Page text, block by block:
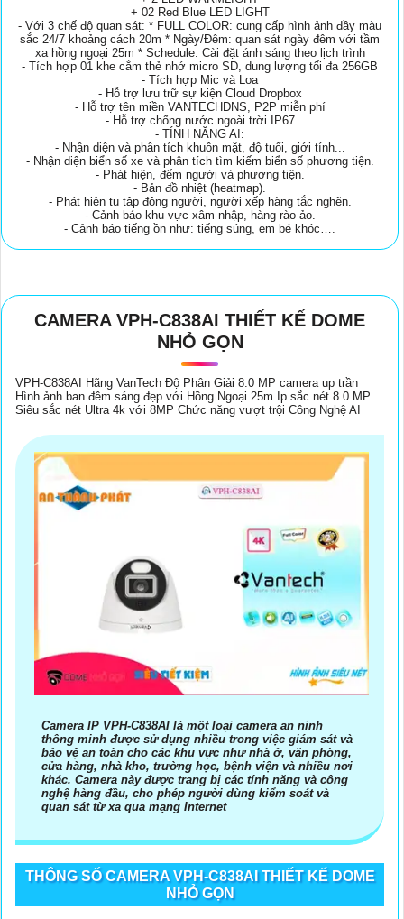
+ 02 Red Blue LED LIGHT
- Với 3 chế độ quan sát: * FULL COLOR: cung cấp hình ảnh đầy màu
sắc 24/7 khoảng cách 20m * Ngày/Đêm: quan sát ngày đêm với tầm
xa hồng ngoại 25m * Schedule: Cài đặt ánh sáng theo lịch trình
- Tích hợp 01 khe cắm thẻ nhớ micro SD, dung lượng tối đa 256GB
- Tích hợp Mic và Loa
- Hỗ trợ lưu trữ sự kiện Cloud Dropbox
- Hỗ trợ tên miền VANTECHDNS, P2P miễn phí
- Hỗ trợ chống nước ngoài trời IP67
- TÍNH NĂNG AI:
- Nhận diện và phân tích khuôn mặt, độ tuổi, giới tính...
- Nhận diện biển số xe và phân tích tìm kiếm biển số phương tiện.
- Phát hiện, đếm người và phương tiện.
- Bản đồ nhiệt (heatmap).
- Phát hiện tụ tập đông người, người xếp hàng tắc nghẽn.
- Cảnh báo khu vực xâm nhập, hàng rào ảo.
- Cảnh báo tiếng ồn như: tiếng súng, em bé khóc….
CAMERA VPH-C838AI THIẾT KẾ DOME
NHỎ GỌN
VPH-C838AI Hãng VanTech Độ Phân Giải 8.0 MP camera up trần
Hình ảnh ban đêm sáng đẹp với Hồng Ngoại 25m Ip sắc nét 8.0 MP
Siêu sắc nét Ultra 4k với 8MP Chức năng vượt trội Công Nghệ AI
Camera IP VPH-C838AI là một loại camera an ninh
thông minh được sử dụng nhiều trong việc giám sát và
bảo vệ an toàn cho các khu vực như nhà ở, văn phòng,
cửa hàng, nhà kho, trường học, bệnh viện và nhiều nơi
khác. Camera này được trang bị các tính năng và công
nghệ hàng đầu, cho phép người dùng kiểm soát và
quan sát từ xa qua mạng Internet
THÔNG SỐ CAMERA VPH-C838AI THIẾT KẾ DOME
NHỎ GỌN